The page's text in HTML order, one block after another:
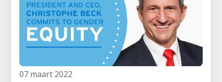
07 maart 2022